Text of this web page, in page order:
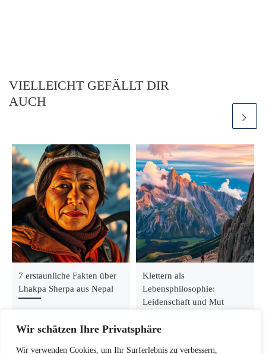
Wir schätzen Ihre Privatsphäre
Wir verwenden Cookies, um Ihr Surferlebnis zu verbessern,
VIELLEICHT GEFÄLLT DIR
AUCH
7 erstaunliche Fakten über
Lhakpa Sherpa aus Nepal
Klettern als
Lebensphilosophie:
Leidenschaft und Mut